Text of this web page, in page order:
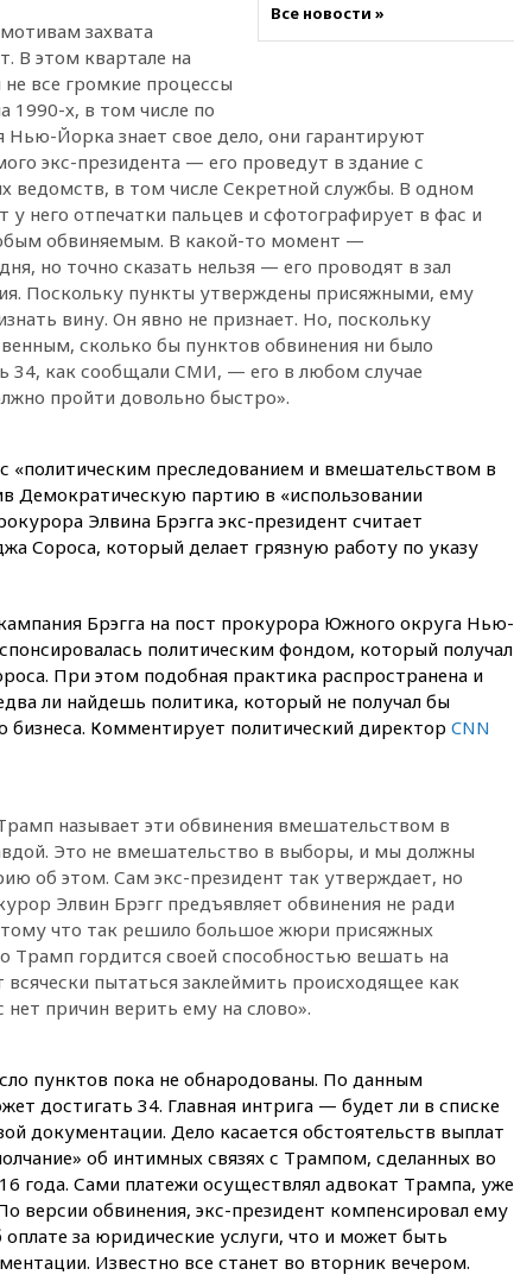
присутствие в Сеуте на фоне
миграционного кризиса
02:30 Трамп попросил
отпустить его с круглого стола
в Госдепе, чтобы «вести
войну»
попытке попасть из Марокко в
Сеуту на параплане
00:30
FT: ЕС не готов принять в
блок Украину из-за уровня
коррупции
ЕС
вчера, 22:59На башню
ресторана «Армения» в
Москве вернут утраченную
вчера, 22:45Литовец
протаранил погранпункт при
попытке попасть в Россию
вчера, 22:28Бессент
анонсировал скорое
соглашение о прекращении
получили ножевые ранения
при нападении в Чехии
вчера, 22:00Путин поручил
выделить средства на новые
РЛС для Белгородской
области
вчера, 21:56The Atlantic: Маск
отказал Украине в
использовании Starlink для
вчера, 21:35 После пожара на
складе в Брянске возбудили
уголовное дело
вчера, 21:26Лидеры сборной
РФ по гимнастике получили
официальный отказ в визах от
Хорватии
вчера, 21:15Пентагон
Все новости »
захвата
В этом квартале на
все громкие процессы
1990-х, в том числе по
Нью-Йорка знает свое дело, они гарантируют
экс-президента — его проведут в здание с
ведомств, в том числе Секретной службы. В одном
него отпечатки пальцев и сфотографирует в фас и
обвиняемым. В какой-то момент —
но точно сказать нельзя — его проводят в зал
Поскольку пункты утверждены присяжными, ему
вину. Он явно не признает. Но, поскольку
сколько бы пунктов обвинения ни было
34, как сообщали СМИ, — его в любом случае
пройти довольно быстро».
«политическим преследованием и вмешательством в
Демократическую партию в «использовании
Элвина Брэгга экс-президент считает
Сороса, который делает грязную работу по указу
Брэгга на пост прокурора Южного округа Нью-
политическим фондом, который получал
При этом подобная практика распространена и
ли найдешь политика, который не получал бы
бизнеса. Комментирует политический директор CNN
называет эти обвинения вмешательством в
Это не вмешательство в выборы, и мы должны
об этом. Сам экс-президент так утверждает, но
Элвин Брэгг предъявляет обвинения не ради
что так решило большое жюри присяжных
Трамп гордится своей способностью вешать на
пытаться заклеймить происходящее как
причин верить ему на слово».
пунктов пока не обнародованы. По данным
достигать 34. Главная интрига — будет ли в списке
документации. Дело касается обстоятельств выплат
об интимных связях с Трампом, сделанных во
года. Сами платежи осуществлял адвокат Трампа, уже
версии обвинения, экс-президент компенсировал ему
за юридические услуги, что и может быть
Известно все станет во вторник вечером.